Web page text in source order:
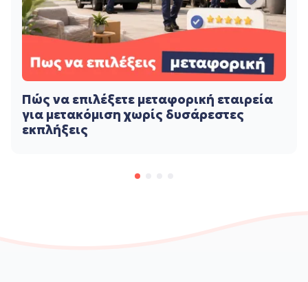
Πώς να επιλέξετε μεταφορική εταιρεία
για μετακόμιση χωρίς δυσάρεστες
εκπλήξεις